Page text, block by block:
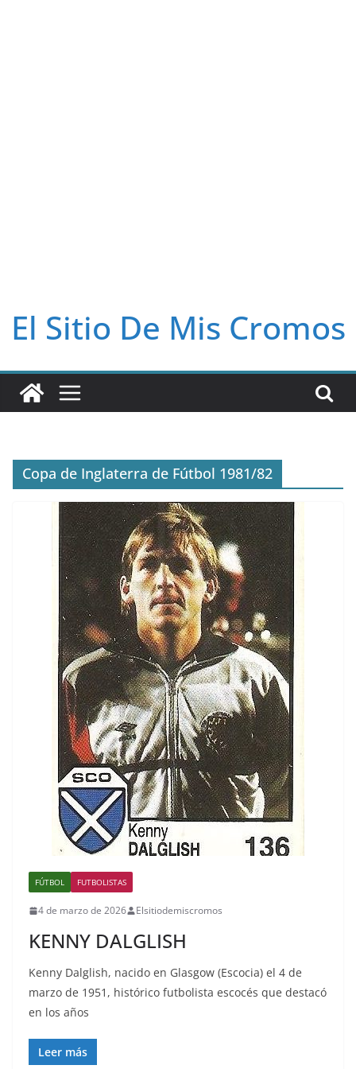
El Sitio De Mis Cromos
Copa de Inglaterra de Fútbol 1981/82
FÚTBOL FUTBOLISTAS
4 de marzo de 2026 Elsitiodemiscromos
KENNY DALGLISH
Kenny Dalglish, nacido en Glasgow (Escocia) el 4 de
marzo de 1951, histórico futbolista escocés que destacó
en los años
Leer más